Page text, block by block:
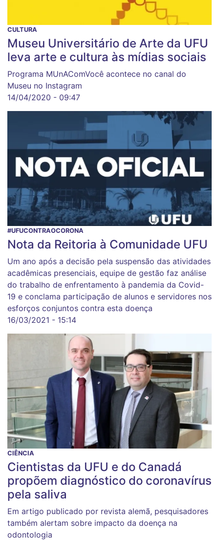
CULTURA
Museu Universitário de Arte da UFU
leva arte e cultura às mídias sociais
Programa MUnAComVocê acontece no canal do
Museu no Instagram
14/04/2020 - 09:47
#UFUCONTRAOCORONA
Nota da Reitoria à Comunidade UFU
Um ano após a decisão pela suspensão das atividades
acadêmicas presenciais, equipe de gestão faz análise
do trabalho de enfrentamento à pandemia da Covid-
19 e conclama participação de alunos e servidores nos
esforços conjuntos contra esta doença
16/03/2021 - 15:14
CIÊNCIA
Cientistas da UFU e do Canadá
propõem diagnóstico do coronavírus
pela saliva
Em artigo publicado por revista alemã, pesquisadores
também alertam sobre impacto da doença na
odontologia